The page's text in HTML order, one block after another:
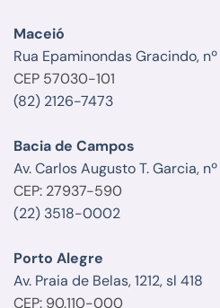
Maceió
Rua Epaminondas Gracindo,
CEP 57030-101
(82) 2126-7473
Bacia de Campos
Av. Carlos Augusto T. Garcia,
CEP: 27937-590
(22) 3518-0002
Porto Alegre
Av. Praia de Belas, 1212, sl 418
CEP: 90.110-000